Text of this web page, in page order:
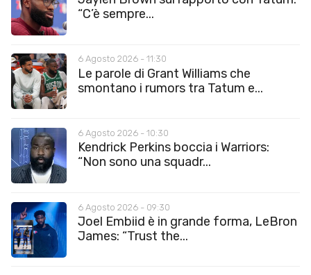
“C’è sempre...
6 Agosto 2026 - 11:30
Le parole di Grant Williams che
smontano i rumors tra Tatum e...
6 Agosto 2026 - 10:30
Kendrick Perkins boccia i Warriors:
“Non sono una squadr...
6 Agosto 2026 - 09:30
Joel Embiid è in grande forma, LeBron
James: “Trust the...